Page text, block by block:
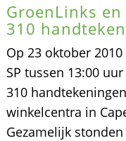
GroenLinks
310
Op 23 oktober
SP tussen 13:00
310
winkelcentra in
Gezamelijk